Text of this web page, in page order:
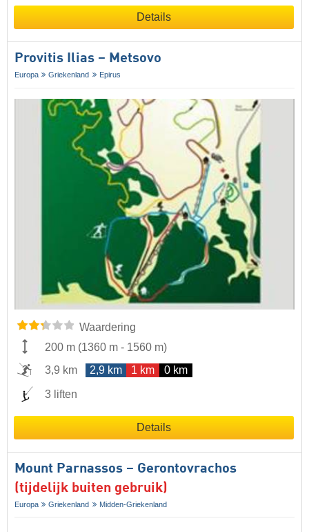
Details
Provitis Ilias – Metsovo
Europa Griekenland Epirus
Waardering
200 m (1360 m - 1560 m)
3,9 km
2,9 km 1 km 0 km
3 liften
Details
Mount Parnassos – Gerontovrachos
(tijdelijk buiten gebruik)
Europa Griekenland Midden-Griekenland